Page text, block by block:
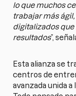
lo que muchos
trabajar más
digitalizados que
resultados”,
Esta alianza se
centros de
avanzada unida